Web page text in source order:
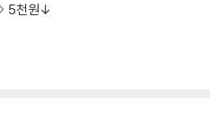
5천원↓